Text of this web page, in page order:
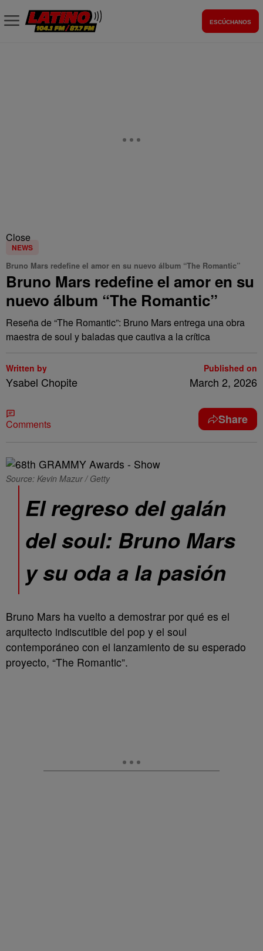
ESCÚCHANOS
Close
NEWS
Bruno Mars redefine el amor en su nuevo álbum “The Romantic”
Bruno Mars redefine el amor en su
nuevo álbum “The Romantic”
Reseña de “The Romantic”: Bruno Mars entrega una obra
maestra de soul y baladas que cautiva a la crítica
Written by
Ysabel Chopite
Published on
March 2, 2026
Comments Share
Source: Kevin Mazur / Getty
El regreso del galán
del soul: Bruno Mars
y su oda a la pasión
Bruno Mars ha vuelto a demostrar por qué es el
arquitecto indiscutible del pop y el soul
contemporáneo con el lanzamiento de su esperado
proyecto, “The Romantic”.